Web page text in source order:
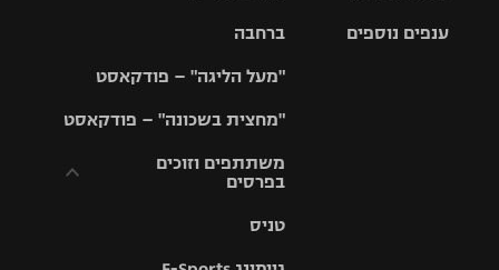
ברחבה
"מעל הליגה" – פודקאסט
"מחצית בשכונה" – פודקאסט
משתתפים וזוכים
בפרסים
וזוכים בפרסים
טניס
גביע הטוטו
ליגה
סל
ענפים נוספים